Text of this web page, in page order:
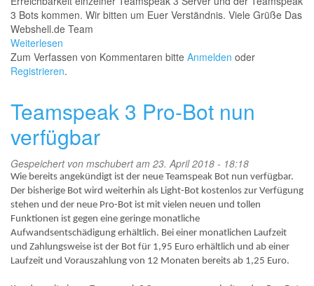
3 Bots kommen. Wir bitten um Euer Verständnis. Viele Grüße Das
Webshell.de Team
Weiterlesen
Wartungsarbeiten
an
/
10.03.2023
09:00-
Uhr
Zum Verfassen von Kommentaren bitte Anmelden oder
Registrieren.
Teamspeak 3 Pro-Bot nun
verfügbar
Gespeichert von mschubertam 23. April 2018 - 18:18
Wie bereits angekündigt ist der neue Teamspeak Bot nun verfügbar.
Der bisherige Bot wird weiterhin als Light-Bot kostenlos zur Verfügung
stehen und der neue Pro-Bot ist mit vielen neuen und tollen
Funktionen ist gegen eine geringe monatliche
Aufwandsentschädigung erhältlich. Bei einer monatlichen Laufzeit
und Zahlungsweise ist der Bot für 1,95 Euro erhältlich und ab einer
Laufzeit und Vorauszahlung von 12 Monaten bereits ab 1,25 Euro.